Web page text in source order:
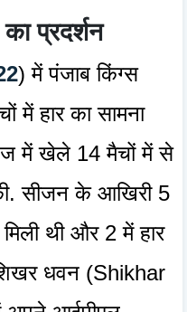
प्रदर्शन
) में पंजाब किंग्स
में हार का सामना
में खेले 14 मैचों में से
सीजन के आखिरी 5
थी और 2 में हार
धवन (Shikhar